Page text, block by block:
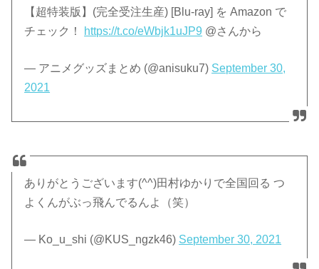
【超特装版】(完全受注生産) [Blu-ray] を Amazon で
チェック！
https://t.co/eWbjk1uJP9 @さんから
— アニメグッズまとめ (@anisuku7) September 30,
2021
ありがとうございます(^^)田村ゆかりで全国回る つ
よくんがぶっ飛んでるんよ（笑）
— Ko_u_shi (@KUS_ngzk46) September 30, 2021